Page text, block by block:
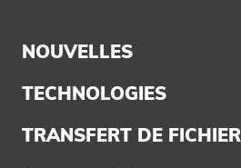
NOUVELLES
TECHNOLOGIES
TRANSFERT DE FICHIER